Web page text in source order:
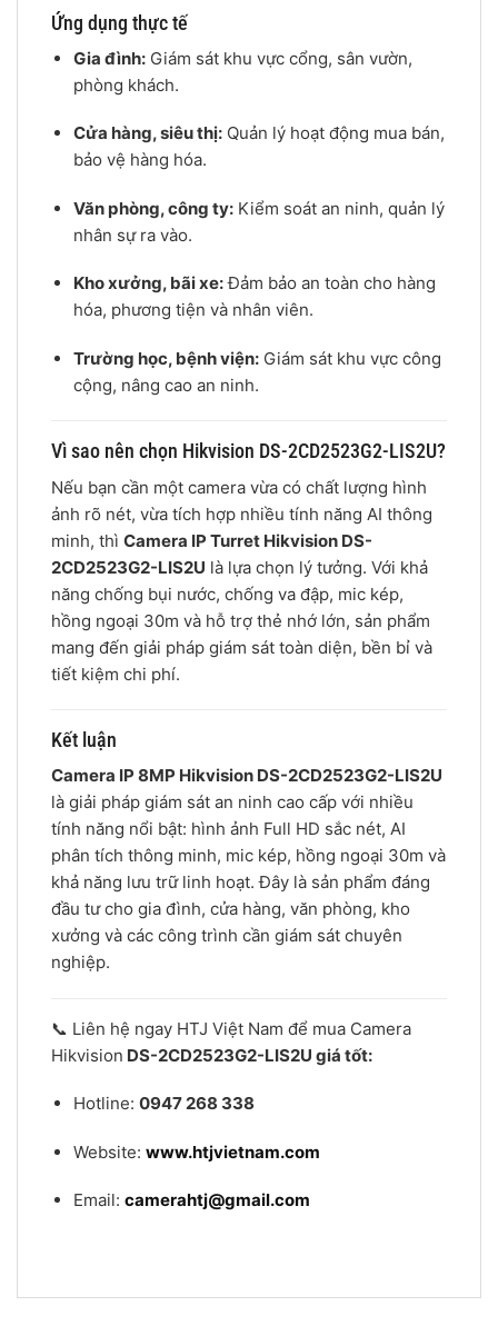
Ứng dụng thực tế
Gia đình:Giám sát khu vực cổng, sân vườn,
phòng khách.
Cửa hàng, siêu thị:Quản lý hoạt động mua bán,
bảo vệ hàng hóa.
Văn phòng, công ty:Kiểm soát an ninh, quản lý
nhân sự ra vào.
Kho xưởng, bãi xe:Đảm bảo an toàn cho hàng
hóa, phương tiện và nhân viên.
Trường học, bệnh viện:Giám sát khu vực công
cộng, nâng cao an ninh.
Vì sao nên chọn Hikvision DS-2CD2523G2-LIS2U?
Nếu bạn cần một camera vừa có chất lượng hình
ảnh rõ nét, vừa tích hợp nhiều tính năng AI thông
minh, thì Camera IP Turret Hikvision DS-
2CD2523G2-LIS2U là lựa chọn lý tưởng. Với khả
năng chống bụi nước, chống va đập, mic kép,
hồng ngoại 30m và hỗ trợ thẻ nhớ lớn, sản phẩm
mang đến giải pháp giám sát toàn diện, bền bỉ và
tiết kiệm chi phí.
Kết luận
Camera IP 8MP Hikvision DS-2CD2523G2-LIS2U
là giải pháp giám sát an ninh cao cấp với nhiều
tính năng nổi bật: hình ảnh Full HD sắc nét, AI
phân tích thông minh, mic kép, hồng ngoại 30m và
khả năng lưu trữ linh hoạt. Đây là sản phẩm đáng
đầu tư cho gia đình, cửa hàng, văn phòng, kho
xưởng và các công trình cần giám sát chuyên
nghiệp.
📞 Liên hệ ngay HTJ Việt Nam để mua Camera
Hikvision DS-2CD2523G2-LIS2U giá tốt:
Hotline: 0947 268 338
Website: www.htjvietnam.com
Email: camerahtj@gmail.com